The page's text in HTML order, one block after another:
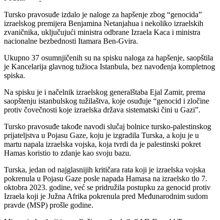
Tursko pravosuđe izdalo je naloge za hapšenje zbog “genocida”
izraelskog premijera Benjamina Netanjahua i nekoliko izraelskih
zvaničnika, uključujući ministra odbrane Izraela Kaca i ministra
nacionalne bezbednosti Itamara Ben-Gvira.
Ukupno 37 osumnjičenih su na spisku naloga za hapšenje, saopštila
je Kancelarija glavnog tužioca Istanbula, bez navođenja kompletnog
spiska.
Na spisku je i načelnik izraelskog generalštaba Ejal Zamir, prema
saopštenju istanbulskog tužilaštva, koje osuđuje “genocid i zločine
protiv čovečnosti koje izraelska država sistematski čini u Gazi”.
Tursko pravosuđe takođe navodi slučaj bolnice tursko-palestinskog
prijateljstva u Pojasu Gaze, koju je izgradila Turska, a koju je u
martu napala izraelska vojska, koja tvrdi da je palestinski pokret
Hamas koristio to zdanje kao svoju bazu.
Turska, jedan od najglasnijih kritičara rata koji je izraelska vojska
pokrenula u Pojasu Gaze posle napada Hamasa na izraelsko tlo 7.
oktobra 2023. godine, već se pridružila postupku za genocid protiv
Izraela koji je Južna Afrika pokrenula pred Međunarodnim sudom
pravde (MSP) prošle godine.